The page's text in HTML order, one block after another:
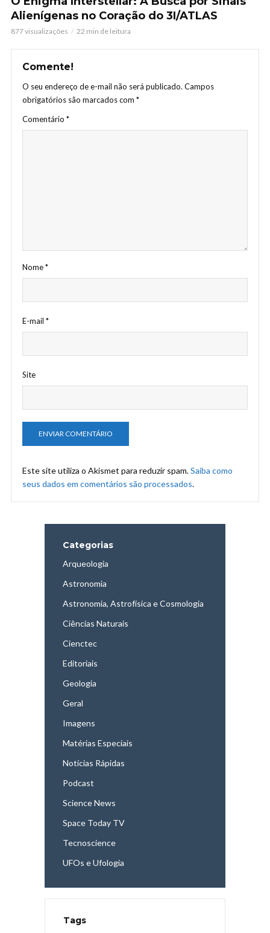
Alienígenas no Coração do 3I/ATLAS
877 visualizações 22 min de leitura
Comente!
O seu endereço de e-mail não será publicado. Campos
obrigatórios são marcados com *
Comentário *
Nome*
E-mail *
Site
Este site utiliza o Akismet para reduzir spam.Saiba como
seus dados em comentários são processados.
Categorias
Arqueologia
Astronomia
Astronomia, Astrofísica e Cosmologia
Ciências Naturais
Cienctec
Editoriais
Geologia
Geral
Imagens
Matérias Especiais
Notícias Rápidas
Podcast
Science News
Space Today TV
Tecnoscience
UFOs e Ufologia
Tags